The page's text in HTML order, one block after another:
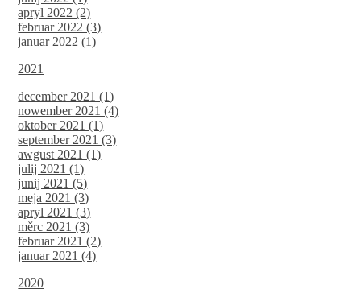
apryl 2022 (2)
februar 2022 (3)
januar 2022 (1)
2021
december 2021 (1)
nowember 2021 (4)
oktober 2021 (1)
september 2021 (3)
awgust 2021 (1)
julij 2021 (1)
junij 2021 (5)
meja 2021 (3)
apryl 2021 (3)
měrc 2021 (3)
februar 2021 (2)
januar 2021 (4)
2020